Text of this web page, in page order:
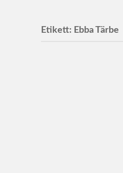
Etikett: Ebba Tärbe